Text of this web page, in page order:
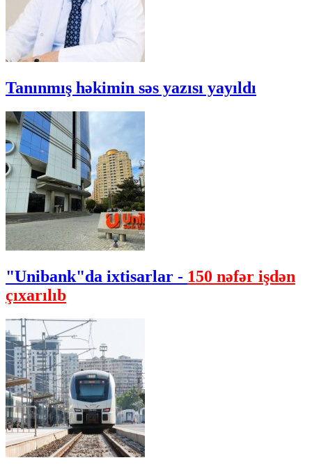
Tanınmış həkimin səs yazısı yayıldı
"Unibank"da ixtisarlar - 150 nəfər işdən
çıxarılıb